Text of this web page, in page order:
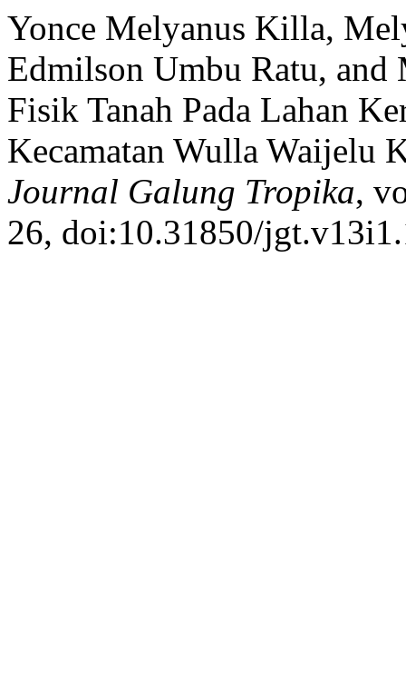
Yonce Melyanus Killa,
Edmilson Umbu Ratu,
Fisik Tanah Pada Lahan
Kecamatan Wulla Waijelu
Journal Galung Tropika,
26, doi:10.31850/